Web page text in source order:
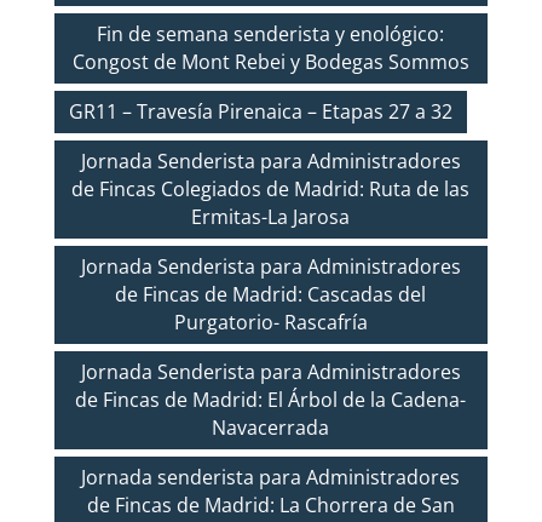
Fin de semana senderista y enológico:
Congost de Mont Rebei y Bodegas Sommos
GR11 – Travesía Pirenaica – Etapas 27 a 32
Jornada Senderista para Administradores
de Fincas Colegiados de Madrid: Ruta de las
Ermitas-La Jarosa
Jornada Senderista para Administradores
de Fincas de Madrid: Cascadas del
Purgatorio- Rascafría
Jornada Senderista para Administradores
de Fincas de Madrid: El Árbol de la Cadena-
Navacerrada
Jornada senderista para Administradores
de Fincas de Madrid: La Chorrera de San